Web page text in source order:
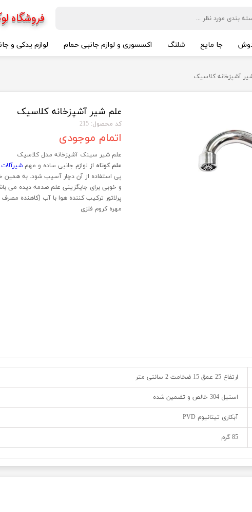
جا مایع شلنگ اکسسوری و لوازم جانبی حمام لوازم یدکی و
فروشگاه
آشپزخانه کلاسیک
علم شیر آشپزخانه کلاسیک
کد محصول: 215
اتمام موجودی
علم شیر سینک آشپزخانه مدل کلاسیک
علم کوتاه از لوازم جانبی ساده و مهم شیرآلات
پی استفاده از آن دچار آسیب شود. به همین
و خوبی برای جایگزینی علم صدمه دیده می
پرلاتور ترکیب کننده هوا با آب (کاهنده
مهره کروم فلزی
ارتفاع 25 عمق 15 ضخامت 2 سانتی متر
استیل 304 خالص و تضمین شده
آبکاری تیتانیوم PVD
85 گرم